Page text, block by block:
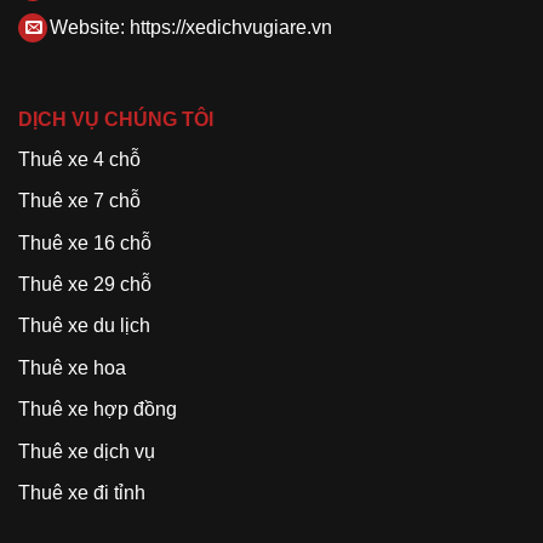
Website: https://xedichvugiare.vn
DỊCH VỤ CHÚNG TÔI
Thuê xe 4 chỗ
Thuê xe 7 chỗ
Thuê xe 16 chỗ
Thuê xe 29 chỗ
Thuê xe du lịch
Thuê xe hoa
Thuê xe hợp đồng
Thuê xe dịch vụ
Thuê xe đi tỉnh